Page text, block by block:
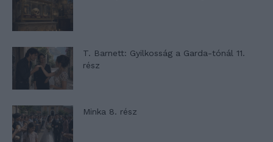
T. Barnett: Gyilkosság a Garda-tónál 11.
rész
Minka 8. rész